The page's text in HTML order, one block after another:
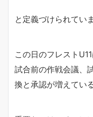
と定義づけられていま
この日のフレスト
試合前の作戦会議、
換と承認が増えてい